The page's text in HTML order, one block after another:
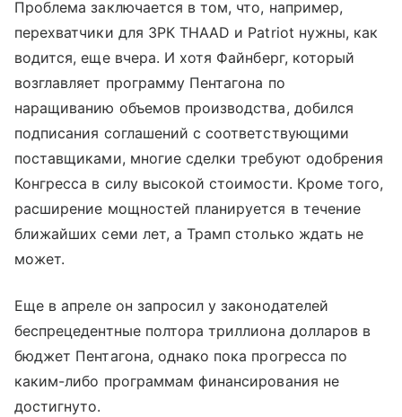
Проблема заключается в том, что, например,
перехватчики для ЗРК THAAD и Patriot нужны, как
водится, еще вчера. И хотя Файнберг, который
возглавляет программу Пентагона по
наращиванию объемов производства, добился
подписания соглашений с соответствующими
поставщиками, многие сделки требуют одобрения
Конгресса в силу высокой стоимости. Кроме того,
расширение мощностей планируется в течение
ближайших семи лет, а Трамп столько ждать не
может.
Еще в апреле он запросил у законодателей
беспрецедентные полтора триллиона долларов в
бюджет Пентагона, однако пока прогресса по
каким-либо программам финансирования не
достигнуто.